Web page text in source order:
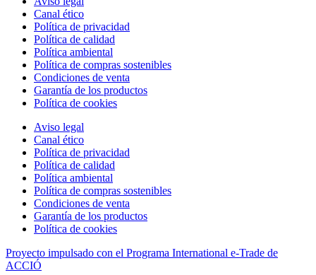
Canal ético
Política de privacidad
Política de calidad
Política ambiental
Política de compras sostenibles
Condiciones de venta
Garantía de los productos
Política de cookies
Aviso legal
Canal ético
Política de privacidad
Política de calidad
Política ambiental
Política de compras sostenibles
Condiciones de venta
Garantía de los productos
Política de cookies
Proyecto impulsado con el Programa International e-Trade de
ACCIÓ